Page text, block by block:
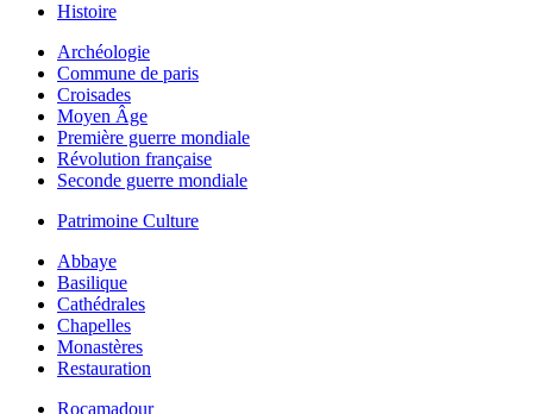
Histoire
Archéologie
Commune de paris
Croisades
Moyen Âge
Première guerre mondiale
Révolution française
Seconde guerre mondiale
Patrimoine Culture
Abbaye
Basilique
Cathédrales
Chapelles
Monastères
Restauration
Rocamadour